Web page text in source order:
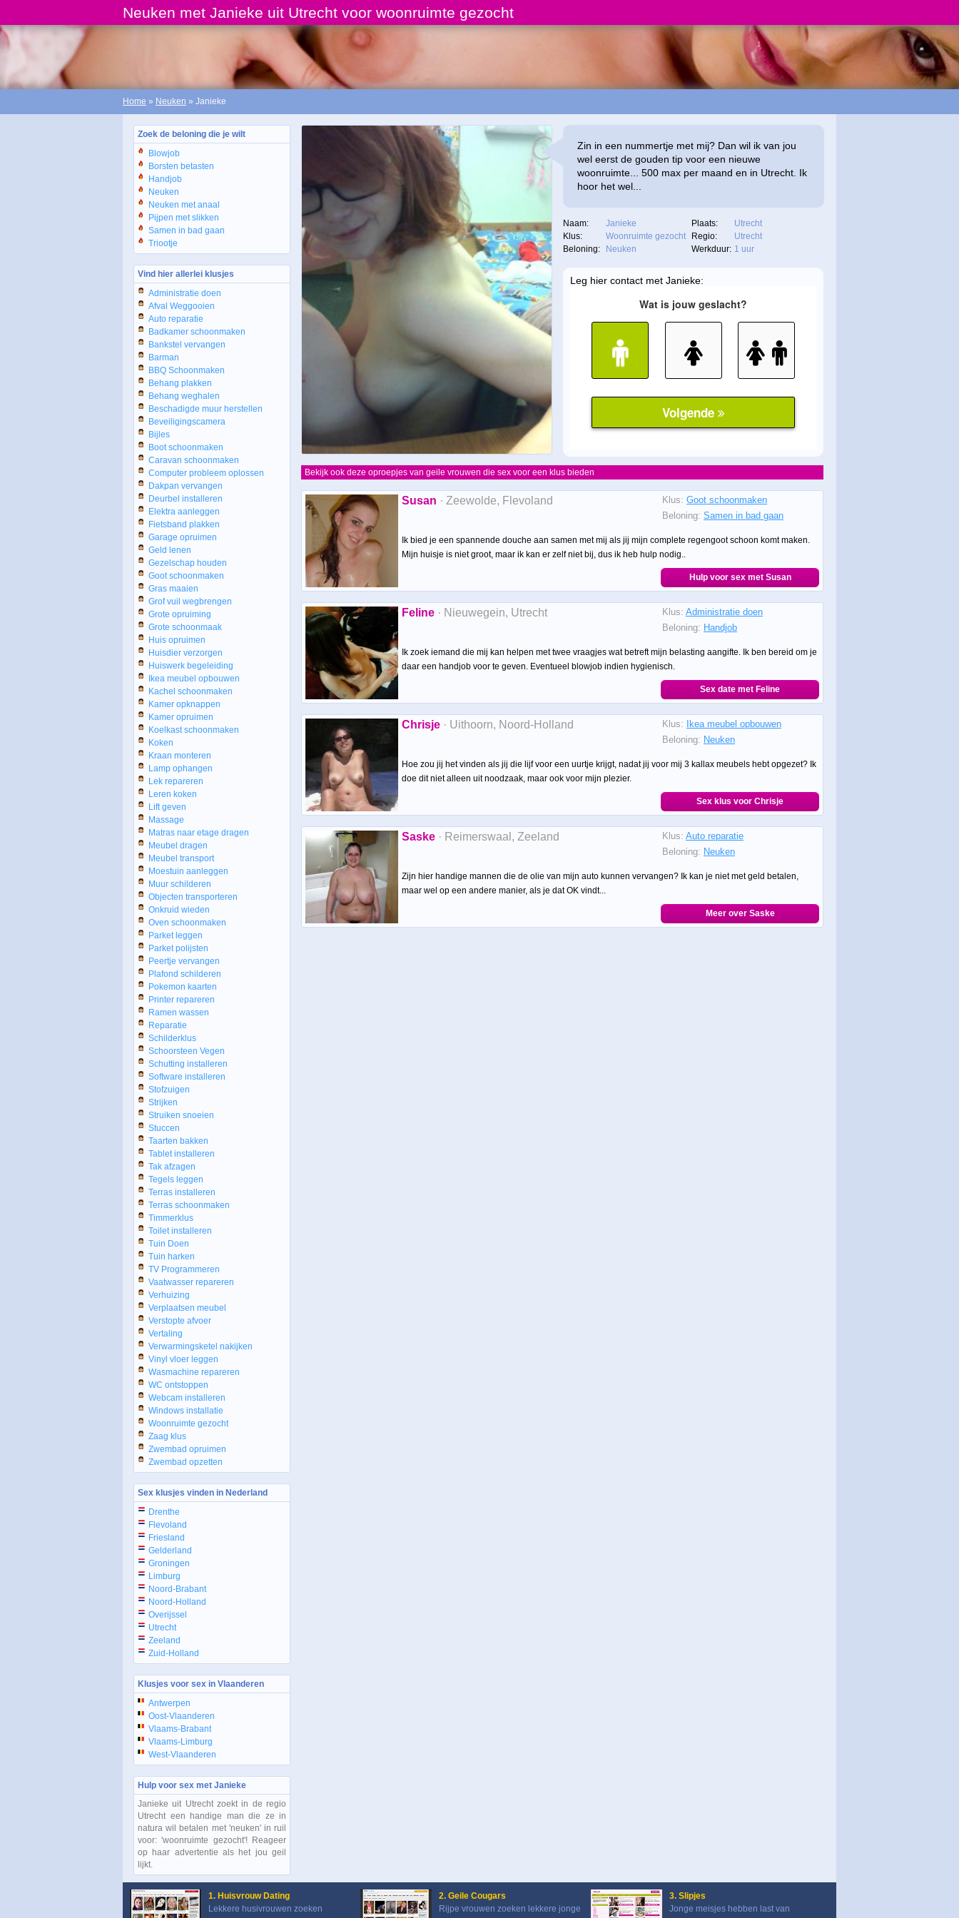
Neuken met Janieke uit Utrecht voor woonruimte gezocht
Home » Neuken » Janieke
Zoek de beloning die je wilt
Blowjob
Borsten betasten
Handjob
Neuken
Neuken met anaal
Pijpen met slikken
Samen in bad gaan
Triootje
Vind hier allerlei klusjes
Administratie doen
Afval Weggooien
Auto reparatie
Badkamer schoonmaken
Bankstel vervangen
Barman
BBQ Schoonmaken
Behang plakken
Behang weghalen
Beschadigde muur herstellen
Beveiligingscamera
Bijles
Boot schoonmaken
Caravan schoonmaken
Computer probleem oplossen
Dakpan vervangen
Deurbel installeren
Elektra aanleggen
Fietsband plakken
Garage opruimen
Geld lenen
Gezelschap houden
Goot schoonmaken
Gras maaien
Grof vuil wegbrengen
Grote opruiming
Grote schoonmaak
Huis opruimen
Huisdier verzorgen
Huiswerk begeleiding
Ikea meubel opbouwen
Kachel schoonmaken
Kamer opknappen
Kamer opruimen
Koelkast schoonmaken
Koken
Kraan monteren
Lamp ophangen
Lek repareren
Leren koken
Lift geven
Massage
Matras naar etage dragen
Meubel dragen
Meubel transport
Moestuin aanleggen
Muur schilderen
Objecten transporteren
Onkruid wieden
Oven schoonmaken
Parket leggen
Parket polijsten
Peertje vervangen
Plafond schilderen
Pokemon kaarten
Printer repareren
Ramen wassen
Reparatie
Schilderklus
Schoorsteen Vegen
Schutting installeren
Software installeren
Stofzuigen
Strijken
Struiken snoeien
Stuccen
Taarten bakken
Tablet installeren
Tak afzagen
Tegels leggen
Terras installeren
Terras schoonmaken
Timmerklus
Toilet installeren
Tuin Doen
Tuin harken
TV Programmeren
Vaatwasser repareren
Verhuizing
Verplaatsen meubel
Verstopte afvoer
Vertaling
Verwarmingsketel nakijken
Vinyl vloer leggen
Wasmachine repareren
WC ontstoppen
Webcam installeren
Windows installatie
Woonruimte gezocht
Zaag klus
Zwembad opruimen
Zwembad opzetten
Sex klusjes vinden in Nederland
Drenthe
Flevoland
Friesland
Gelderland
Groningen
Limburg
Noord-Brabant
Noord-Holland
Overijssel
Utrecht
Zeeland
Zuid-Holland
Klusjes voor sex in Vlaanderen
Antwerpen
Oost-Vlaanderen
Vlaams-Brabant
Vlaams-Limburg
West-Vlaanderen
Hulp voor sex met Janieke
Janieke uit Utrecht zoekt in de regio
Utrecht een handige man die ze in
natura wil betalen met 'neuken' in ruil
voor: 'woonruimte gezocht'! Reageer
op haar advertentie als het jou geil
lijkt.
Zin in een nummertje met mij? Dan wil ik van jou
wel eerst de gouden tip voor een nieuwe
woonruimte... 500 max per maand en in Utrecht. Ik
hoor het wel...
Naam: Janieke Plaats:
Utrecht
Klus:
Woonruimte gezocht Regio:
Utrecht
Beloning:
Neuken Werkduur: 1 uur
Leg hier contact met Janieke:
Bekijk ook deze oproepjes van geile vrouwen die sex voor een klus bieden
Susan · Zeewolde, Flevoland Klus: Goot schoonmaken
Beloning: Samen in bad gaan
Ik bied je een spannende douche aan samen met mij als jij mijn complete regengoot schoon komt maken.
Mijn huisje is niet groot, maar ik kan er zelf niet bij, dus ik heb hulp nodig..
Hulp voor sex met Susan
Feline · Nieuwegein, Utrecht Klus: Administratie doen
Beloning: Handjob
Ik zoek iemand die mij kan helpen met twee vraagjes wat betreft mijn belasting aangifte. Ik ben bereid om je
daar een handjob voor te geven. Eventueel blowjob indien hygienisch.
Sex date met Feline
Chrisje · Uithoorn, Noord-Holland Klus:
Ikea meubel opbouwen
Beloning: Neuken
Hoe zou jij het vinden als jij die lijf voor een uurtje krijgt, nadat jij voor mij 3 kallax meubels hebt opgezet? Ik
doe dit niet alleen uit noodzaak, maar ook voor mijn plezier.
Sex klus voor Chrisje
Saske · Reimerswaal, Zeeland Klus: Auto reparatie
Beloning: Neuken
Zijn hier handige mannen die de olie van mijn auto kunnen vervangen? Ik kan je niet met geld betalen,
maar wel op een andere manier, als je dat OK vindt...
Meer over Saske
1. Huisvrouw Dating
Lekkere husivrouwen zoeken
2. Geile Cougars
Rijpe vrouwen zoeken lekkere jonge
3. Slipjes
Jonge meisjes hebben last van